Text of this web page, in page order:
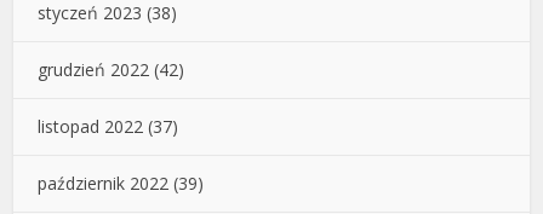
styczeń 2023 (38)
grudzień 2022 (42)
listopad 2022 (37)
październik 2022 (39)